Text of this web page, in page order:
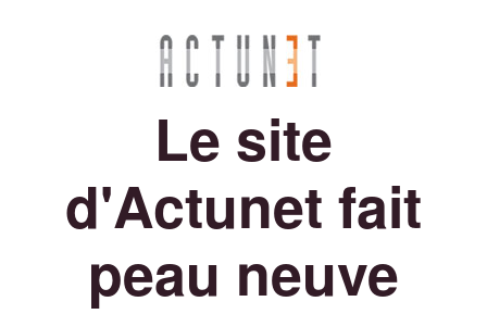
Le site
d'Actunet fait
peau neuve